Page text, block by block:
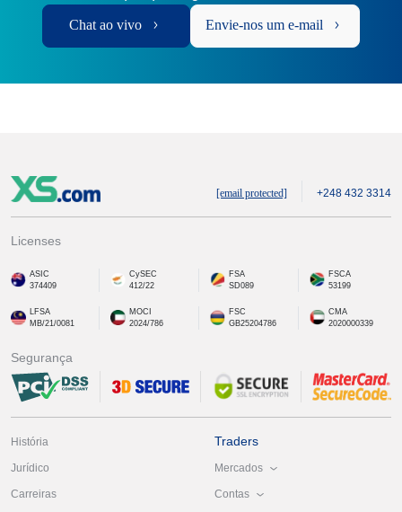
Chat ao vivo Envie-nos um e-mail
[email protected] +248 432 3314
Licenses
ASIC
374409
CySEC
412/22
FSA
SD089
FSCA
53199
LFSA
MB/21/0081
MOCI
2024/786
FSC
GB25204786
CMA
2020000339
Segurança
História
Jurídico
Carreiras
Traders
Mercados
Contas